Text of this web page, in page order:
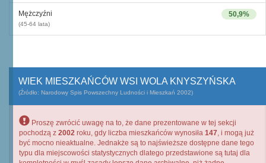
50,9%
Mężczyźni
(45-64 lata)
WIEK MIESZKAŃCÓW WSI WOLA KNYSZYŃSKA
(Źródło: Narodowy Spis Powszechny Ludności i Mieszkań 2002)
Proszę zwrócić uwagę na to, że dane prezentowane w tej sekcji
pochodzą z 2002 roku, gdy liczba mieszkańców wynosiła 147, i mogą już
być mocno nieaktualne. Jednakże są to najświeższe dostępne dane tego
typu dla miejscowości statystycznych dlatego przedstawione są tutaj dla